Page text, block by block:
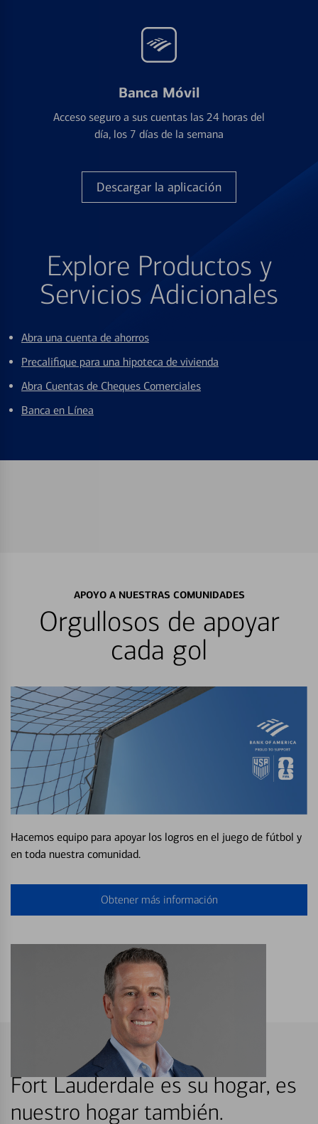
Banca Móvil
Acceso seguro a sus cuentas las 24 horas del
día, los 7 días de la semana
Descargar la aplicación
Explore Productos y
Servicios Adicionales
Abra una cuenta de ahorros
Precalifique para una hipoteca de vivienda
Abra Cuentas de Cheques Comerciales
Banca en Línea
APOYO A NUESTRAS COMUNIDADES
Orgullosos de apoyar
cada gol
Hacemos equipo para apoyar los logros en el juego de fútbol y
en toda nuestra comunidad.
Obtener más información
Fort Lauderdale es su hogar, es
nuestro hogar también.